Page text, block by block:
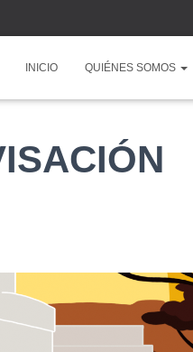
INICIO QUIÉNES SOMOS